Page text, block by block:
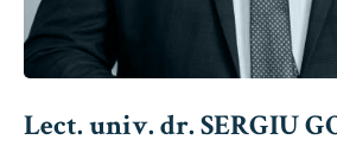
Lect. univ. dr. SERGIU